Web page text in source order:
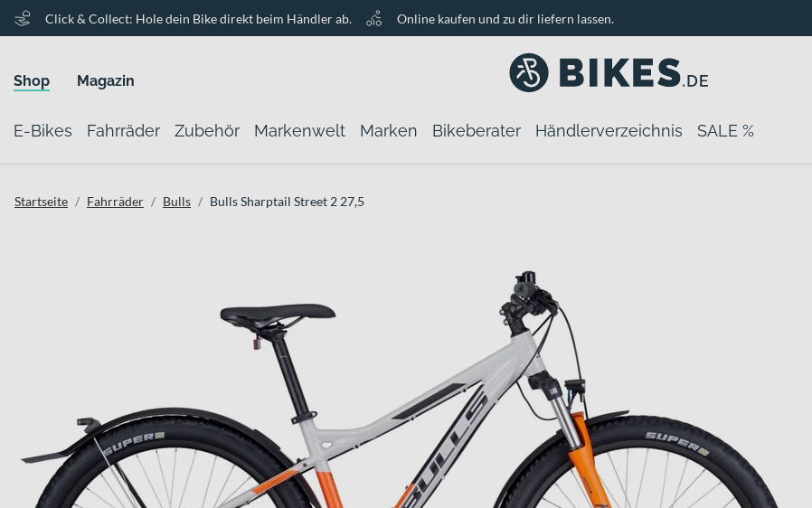
Click & Collect: Hole dein Bike direkt beim Händler ab. Online kaufen und zu dir liefern lassen.
Shop Magazin
E-Bikes Fahrräder Zubehör Markenwelt Marken Bikeberater Händlerverzeichnis SALE %
Startseite Fahrräder Bulls Bulls Sharptail Street 2 27,5